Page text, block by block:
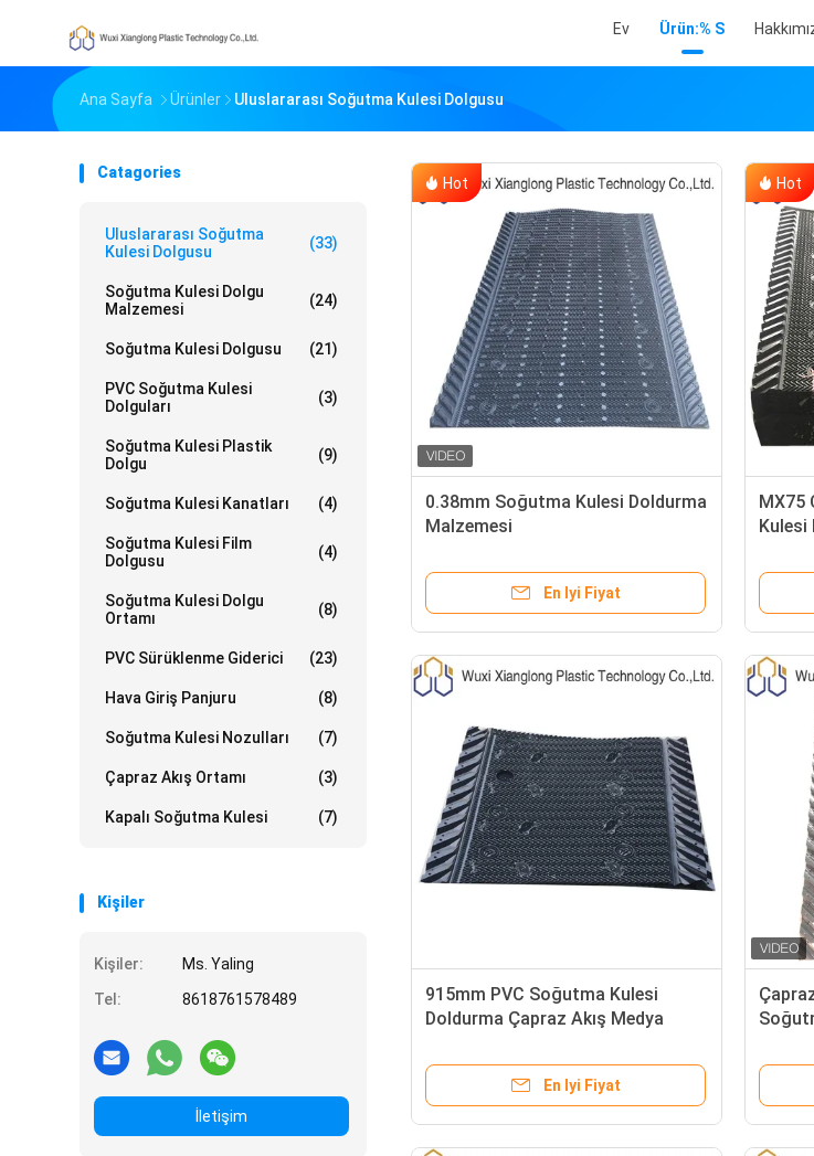
Ev Ürün:% S
Ana Sayfa Ürünler Uluslararası Soğutma Kulesi Dolgusu
Catagories
Uluslararası Soğutma
Kulesi Dolgusu
(33)
Soğutma Kulesi Dolgu
Malzemesi
(24)
Soğutma Kulesi Dolgusu (21)
PVC Soğutma Kulesi
Dolguları
(3)
Soğutma Kulesi Plastik
Dolgu
(9)
Soğutma Kulesi Kanatları (4)
Soğutma Kulesi Film
Dolgusu
(4)
Soğutma Kulesi Dolgu
Ortamı
(8)
PVC Sürüklenme Giderici (23)
Hava Giriş Panjuru (8)
Soğutma Kulesi Nozulları (7)
Çapraz Akış Ortamı (3)
Kapalı Soğutma Kulesi (7)
Kişiler
Kişiler:
Ms. Yaling
Tel:
8618761578489
İletişim
Hot
0.38mm Soğutma Kulesi Doldurma
Malzemesi
En Iyi Fiyat
Hot
MX75
Kulesi
915mm PVC Soğutma Kulesi
Doldurma Çapraz Akış Medya
Doldurma
En Iyi Fiyat